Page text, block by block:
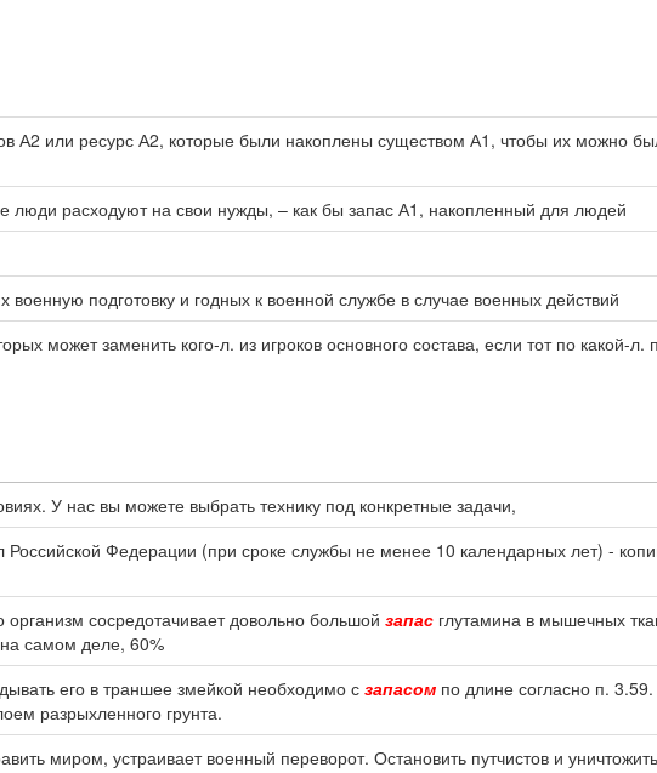
А2 или ресурс А2, которые были накоплены существом А1, чтобы их можно
люди расходуют на свои нужды, – как бы запас А1, накопленный для людей
подготовку и годных к военной службе в случае военных действий
может заменить кого-л. из игроков основного состава, если тот по какой-л.
У нас вы можете выбрать технику под конкретные задачи,
Федерации (при сроке службы не менее 10 календарных лет) -
сосредотачивает довольно большой запас глутамина в мышечных
самом деле, 60%
его в траншее змейкой необходимо с запасом по длине согласно п. 3.59.
разрыхленного грунта.
миром, устраивает военный переворот. Остановить путчистов и уничтожить